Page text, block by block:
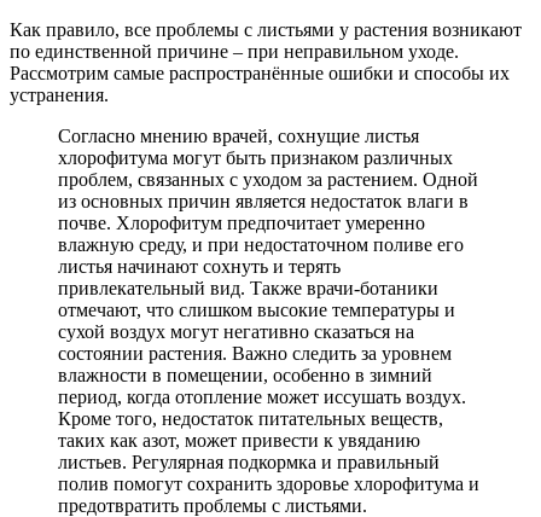
Как правило, все проблемы с листьями у растения возникают
по единственной причине – при неправильном уходе.
Рассмотрим самые распространённые ошибки и способы их
устранения.
Согласно мнению врачей, сохнущие листья
хлорофитума могут быть признаком различных
проблем, связанных с уходом за растением. Одной
из основных причин является недостаток влаги в
почве. Хлорофитум предпочитает умеренно
влажную среду, и при недостаточном поливе его
листья начинают сохнуть и терять
привлекательный вид. Также врачи-ботаники
отмечают, что слишком высокие температуры и
сухой воздух могут негативно сказаться на
состоянии растения. Важно следить за уровнем
влажности в помещении, особенно в зимний
период, когда отопление может иссушать воздух.
Кроме того, недостаток питательных веществ,
таких как азот, может привести к увяданию
листьев. Регулярная подкормка и правильный
полив помогут сохранить здоровье хлорофитума и
предотвратить проблемы с листьями.